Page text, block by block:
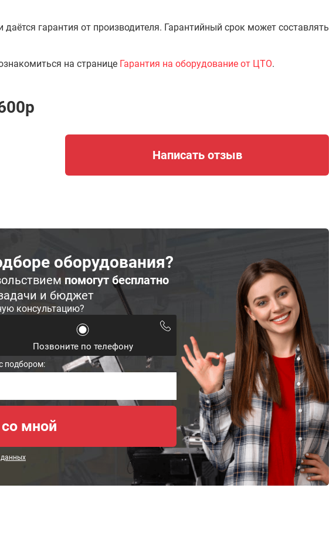
гарантия от производителя. Гарантийный срок может составлять
на странице Гарантия на оборудование от ЦТО.
Написать отзыв
оборудования?
помогут бесплатно
и бюджет
консультацию?
Позвоните по телефону
подбором: